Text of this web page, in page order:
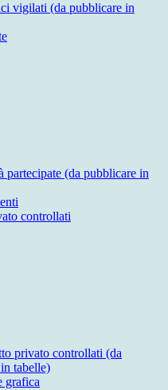
vigilati (da pubblicare in
partecipate (da pubblicare in
controllati
privato controllati (da
tabelle)
grafica